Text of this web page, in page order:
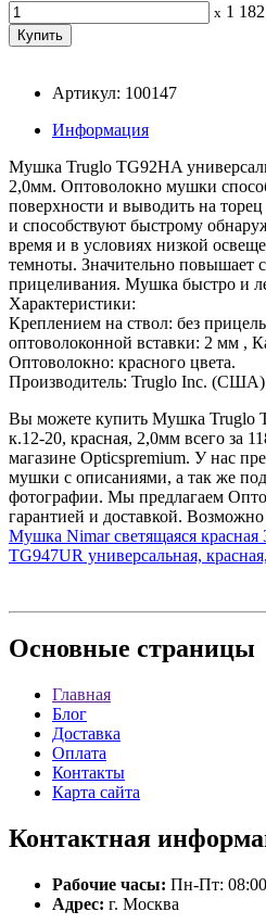
x 1 182
Артикул: 100147
Информация
Мушка Truglo TG92HA
2,0мм. Оптоволокно мушки
поверхности и выводить на
и способствуют быстрому
время и в условиях низкой
темноты. Значительно повышает
прицеливания. Мушка быстро и
Характеристики:
Креплением на ствол: без
оптоволоконной вставки: 2 мм ,
Оптоволокно: красного цвета.
Производитель: Truglo Inc. (США)
Вы можете купить Мушка Truglo
к.12-20, красная, 2,0мм всего за
магазине Opticspremium. У нас
мушки с описаниями, а так же
фотографии. Мы предлагаем
гарантией и доставкой.
Мушка Nimar светящаяся красная
TG947UR универсальная,
Основные страницы
Главная
Блог
Доставка
Оплата
Контакты
Карта сайта
Контактная
Рабочие часы: Пн-Пт:
Адрес: г. Москва